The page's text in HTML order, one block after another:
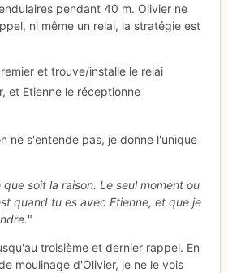
pendant 40 m. Olivier ne
ni même un relai, la stratégie est
et trouve/installe le relai
et Etienne le réceptionne
ne s'entende pas, je donne l'unique
que soit la raison. Le seul moment ou
quand tu es avec Etienne, et que je
"
troisième et dernier rappel. En
moulinage d'Olivier, je ne le vois